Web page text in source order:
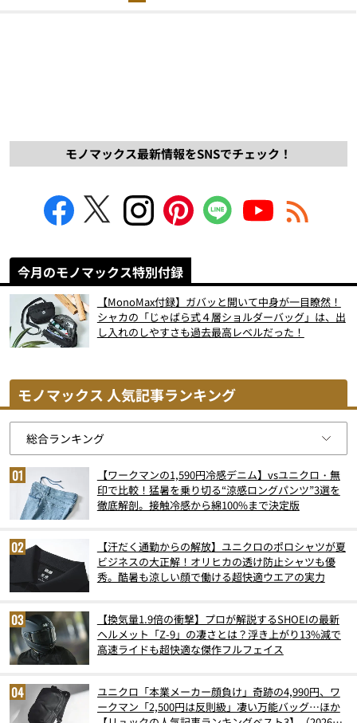
モノマックス最新情報をSNSでチェック！
今月のモノマックス特別付録
【MonoMax付録】ガバッと開いて中身が一目瞭然！
シャカの「じゃばら式４層ショルダーバッグ」は、出
し入れのしやすさも過去最高レベルだった！
モノマックス 人気記事ランキング
【ワークマンの1,590円冷感デニム】vsユニクロ・無
印で比較！猛暑を乗り切る“涼感ロングパンツ”3選を
徹底解剖。接触冷感から綿100%まで決定版
【汗だく通勤からの解放】ユニクロのポロシャツが夏
ビジネスの大正解！オリヒカの透け防止シャツも優
秀。酷暑も涼しい顔で働ける超快適ウエアの実力
【換気量1.9倍の衝撃】プロが解説するSHOEIの最新
ヘルメット「Z-9」の凄さとは？浮き上がり13%減で
高速ライドも超快適な傑作フルフェイス
ユニクロ「本業メーカー顔負け」奇跡の4,990円、ワ
ークマン「2,500円は反則級」凄い万能バッグ…ほか